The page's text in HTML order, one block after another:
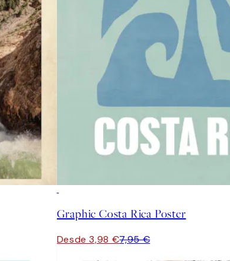
Graphic Costa Rica Poster
Desde 3,98 €7,95 €